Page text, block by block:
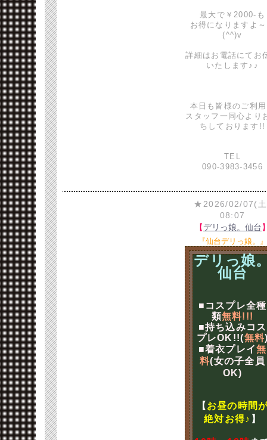
最大で￥2000-も
お得になりますよ
(^^)v
詳細はお電話にてお
いたします♪♪
本日も皆様のご利
スタッフ一同心より
ちしております!!
TEL
090-3983-3456
★2026/02/07(
08:07
【デリっ娘。仙台
『仙台デリっ娘。』
デリっ娘
仙台
■コスプレ全種
類無料!!!
■持ち込みコス
プレOK!!(無料
■着衣プレイ無
料(女の子全員
OK)
【 お昼の時間
絶対お得♪ 】